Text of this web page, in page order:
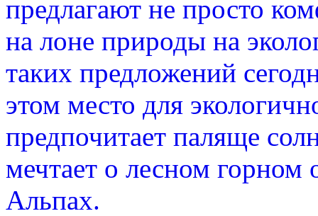
предлагают не просто
на лоне природы на
таких предложений
этом место для
предпочитает паляще
мечтает о лесном горном
Альпах.